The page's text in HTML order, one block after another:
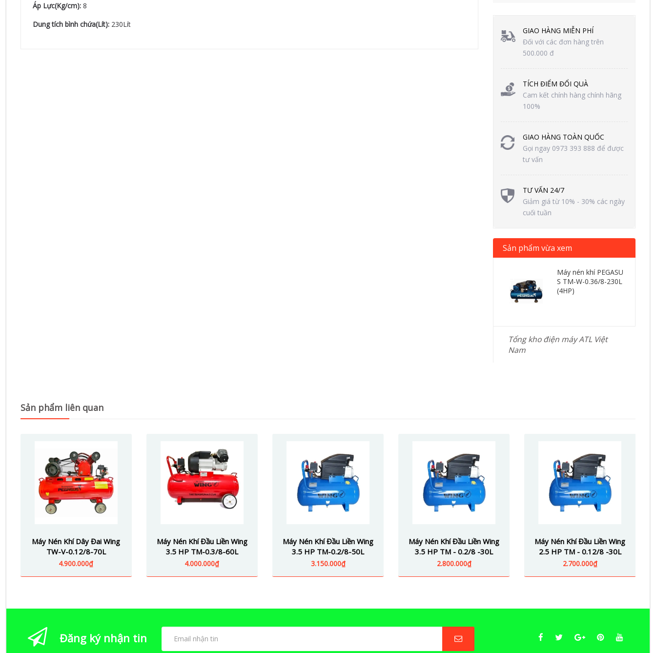
Áp Lực(Kg/cm): 8
Dung tích bình chứa(Lít): 230Lít
GIAO HÀNG MIỄN PHÍ
Đối với các đơn hàng trên
500.000 đ
TÍCH ĐIỂM ĐỔI QUÀ
Cam kết chính hàng chính hãng
100%
GIAO HÀNG TOÀN QUỐC
Gọi ngay 0973 393 888 để được
tư vấn
TƯ VẤN 24/7
Giảm giá từ 10% - 30% các ngày
cuối tuần
Sản phẩm vừa xem
Máy nén khí PEGASU
S TM-W-0.36/8-230L
(4HP)
Tổng kho điện máy ATL Việt
Nam
Sản phẩm liên quan
Máy Nén Khí Dây Đai Wing
TW-V-0.12/8-70L
4.900.000₫
Máy Nén Khí Đầu Liền Wing
3.5 HP TM-0.3/8-60L
4.000.000₫
Máy Nén Khí Đầu Liền Wing
3.5 HP TM-0.2/8-50L
3.150.000₫
Máy Nén Khí Đầu Liền Wing
3.5 HP TM - 0.2/8 -30L
2.800.000₫
Máy Nén Khí Đầu Liền Wing
2.5 HP TM - 0.12/8 -30L
2.700.000₫
Đăng ký nhận tin